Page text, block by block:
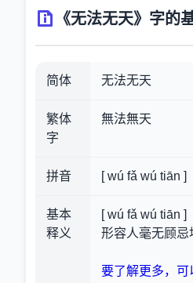
《无法无天》字的
简体 无法无天
繁体
字
無法無天
拼音 [ wú fǎ wú tiān ]
基本
释义
[ wú fǎ wú tiān ]
形容人毫无顾忌
要了解更多，可